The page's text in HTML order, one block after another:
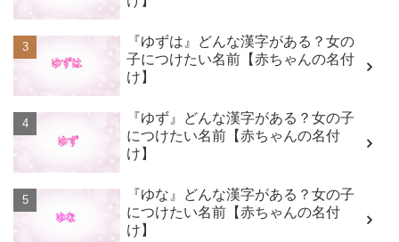
『ゆずは』どんな漢字がある？女の
子につけたい名前【赤ちゃんの名付
け】
『ゆず』どんな漢字がある？女の子
につけたい名前【赤ちゃんの名付
け】
『ゆな』どんな漢字がある？女の子
につけたい名前【赤ちゃんの名付
け】